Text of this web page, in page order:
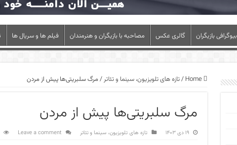
بیوگرافی بازیگران گالری عکس مصاحبه با بازیگران و هنرمندان فیلم ها و سریال ها
Home
/تازه های تلویزیون، سینما و تئاتر/مرگ سلبریتی‌ها ‌پیش از مردن
مرگ سلبریتی‌ها ‌پیش از مردن
۱۹ دی ۱۴۰۳ تازه های تلویزیون، سینما و تئاتر Leave a comment